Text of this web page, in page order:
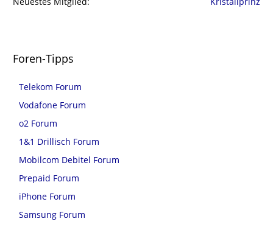
Foren-Tipps
Telekom Forum
Vodafone Forum
o2 Forum
1&1 Drillisch Forum
Mobilcom Debitel Forum
Prepaid Forum
iPhone Forum
Samsung Forum